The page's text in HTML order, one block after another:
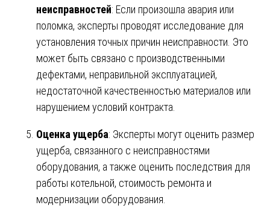
неисправностей: Если произошла авария или
поломка, эксперты проводят исследование для
установления точных причин неисправности. Это
может быть связано с производственными
дефектами, неправильной эксплуатацией,
недостаточной качественностью материалов или
нарушением условий контракта.
Оценка ущерба: Эксперты могут оценить размер
ущерба, связанного с неисправностями
оборудования, а также оценить последствия для
работы котельной, стоимость ремонта и
модернизации оборудования.